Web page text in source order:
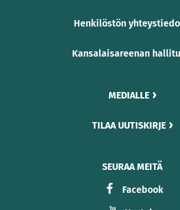
Henkilöstön
Kansalaisareenan
MEDIALLE
TILAA UUTISKIRJE
SEURAA MEITÄ
Facebook